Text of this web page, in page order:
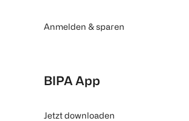
Anmelden & sparen
BIPA App
Jetzt downloaden